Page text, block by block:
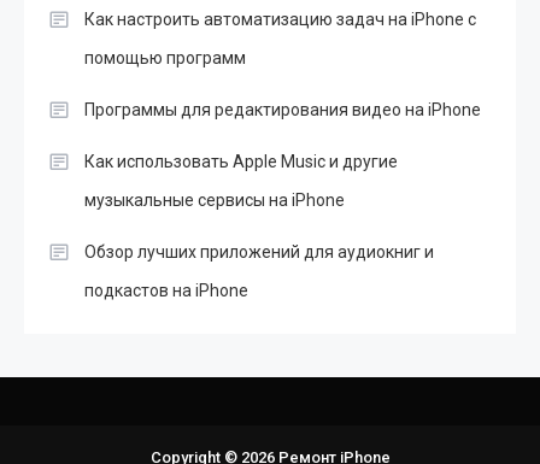
Как настроить автоматизацию задач на iPhone с
помощью программ
Программы для редактирования видео на iPhone
Как использовать Apple Music и другие
музыкальные сервисы на iPhone
Обзор лучших приложений для аудиокниг и
подкастов на iPhone
Copyright © 2026 Ремонт iPhone